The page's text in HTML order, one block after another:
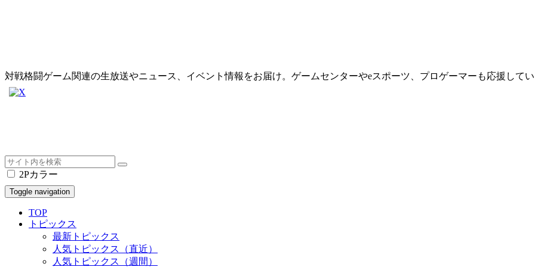
対戦格闘ゲーム関連の生放送やニュース、イベント情報をお届け。ゲームセンターやeスポーツ、プロゲーマーも応援して
2Pカラー
Toggle navigation
TOP
トピックス
最新トピックス
人気トピックス（直近）
人気トピックス（週間）